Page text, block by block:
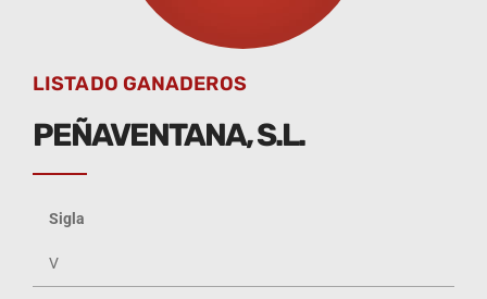
LISTADO GANADEROS
PEÑAVENTANA, S.L.
Sigla
V